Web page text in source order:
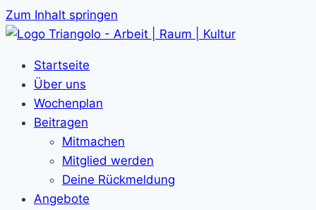
Zum Inhalt springen
Startseite
Über uns
Wochenplan
Beitragen
Mitmachen
Mitglied werden
Deine Rückmeldung
Angebote